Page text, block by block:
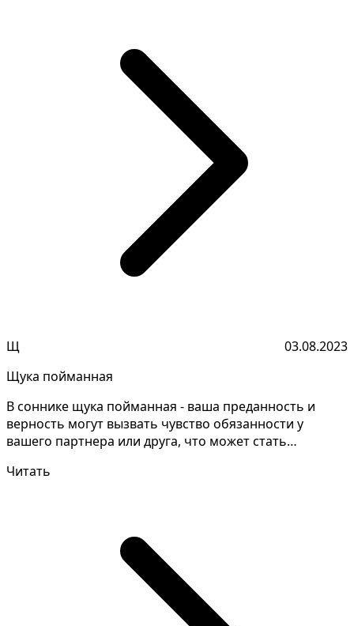
Щ
03.08.2023
Щука пойманная
В соннике щука пойманная - ваша преданность и
верность могут вызвать чувство обязанности у
вашего партнера или друга, что может стать
Читать